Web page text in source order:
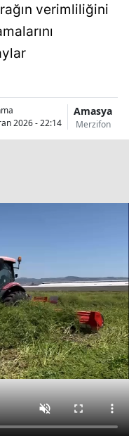
verimliliğini
2026 - 22:14
Amasya
Merzifon